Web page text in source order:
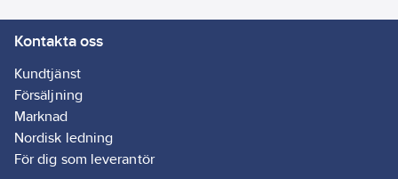
OBS! Om det inte går
att suga vatten genom
sugröret först.
Det går även bra att
skruva fast en flaska
direkt på filtret.
Kontakta oss
Kundtjänst
Försäljning
Marknad
Nordisk ledning
För dig som leverantör